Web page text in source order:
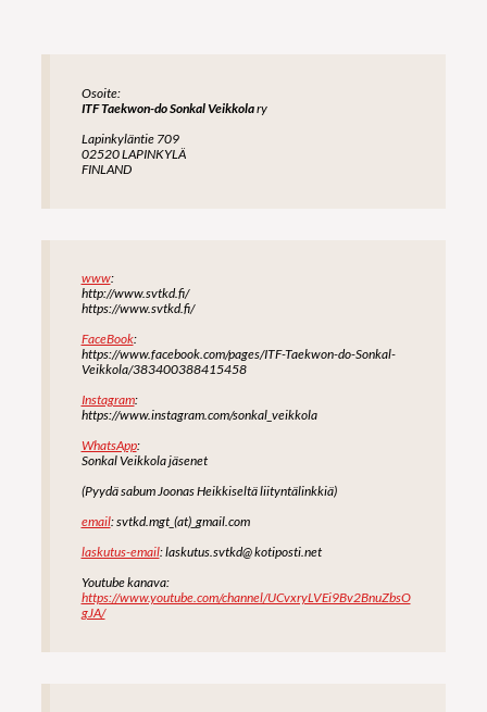
Osoite:
ITF Taekwon-do Sonkal Veikkolary
Lapinkyläntie 709
02520 LAPINKYLÄ
FINLAND
www:
http://www.svtkd.fi/
https://www.svtkd.fi/
FaceBook:
https://www.facebook.com/pages/ITF-Taekwon-do-Sonkal-
Veikkola/383400388415458
Instagram:
https://www.instagram.com/sonkal_veikkola
WhatsApp:
Sonkal Veikkola jäsenet
(Pyydä sabum Joonas Heikkiseltä liityntälinkkiä)
email: svtkd.mgt_(at)_gmail.com
laskutus-email: laskutus.svtkd@ kotiposti.net
Youtube kanava:
https://www.youtube.com/channel/UCvxryLVEi9Bv2BnuZbsO
gJA/